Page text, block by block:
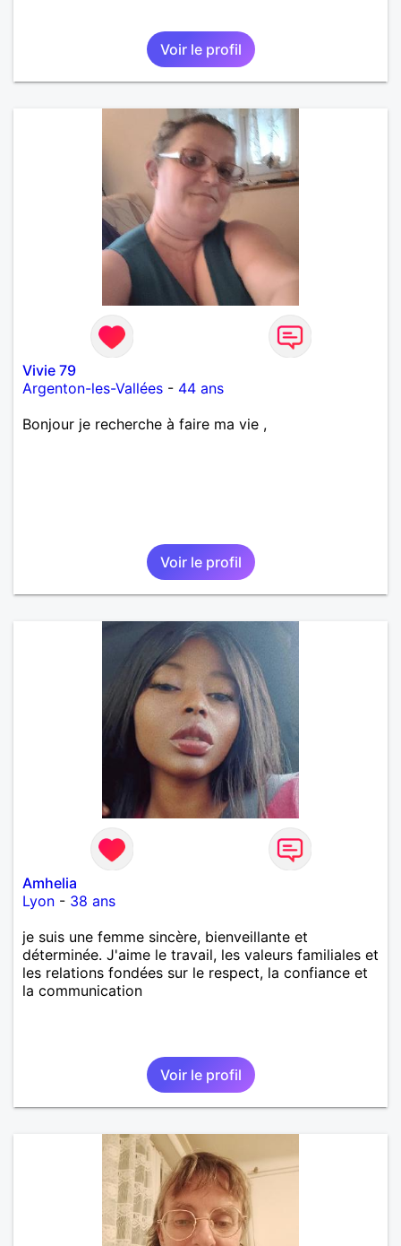
Voir le profil
Vivie 79
Argenton-les-Vallées - 44 ans
Bonjour je recherche à faire ma vie ,
Voir le profil
Amhelia
Lyon - 38 ans
je suis une femme sincère, bienveillante et
déterminée. J'aime le travail, les valeurs familiales et
les relations fondées sur le respect, la confiance et
la communication
Voir le profil